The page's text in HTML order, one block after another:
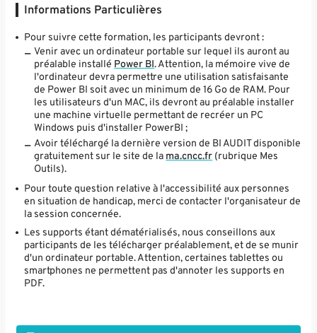
Informations Particulières
Pour suivre cette formation, les participants devront :
Venir avec un ordinateur portable sur lequel ils auront au
préalable installé Power BI. Attention, la mémoire vive de
l'ordinateur devra permettre une utilisation satisfaisante
de Power BI soit avec un minimum de 16 Go de RAM. Pour
les utilisateurs d'un MAC, ils devront au préalable installer
une machine virtuelle permettant de recréer un PC
Windows puis d'installer PowerBI ;
Avoir téléchargé la dernière version de BI AUDIT disponible
gratuitement sur le site de la ma.cncc.fr (rubrique Mes
Outils).
Pour toute question relative à l'accessibilité aux personnes
en situation de handicap, merci de contacter l'organisateur de
la session concernée.
Les supports étant dématérialisés, nous conseillons aux
participants de les télécharger préalablement, et de se munir
d'un ordinateur portable. Attention, certaines tablettes ou
smartphones ne permettent pas d'annoter les supports en
PDF.